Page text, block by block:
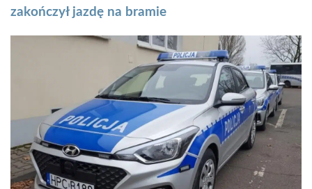
zakończył jazdę na bramie